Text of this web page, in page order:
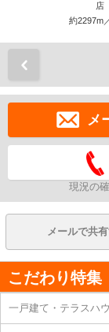
店
約2297m
メ
現況の
メールで共
こだわり特集
一戸建て・テラスハ